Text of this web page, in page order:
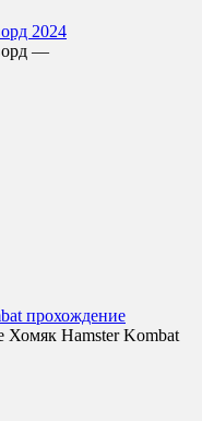
2024
—
прохождение
Hamster Kombat